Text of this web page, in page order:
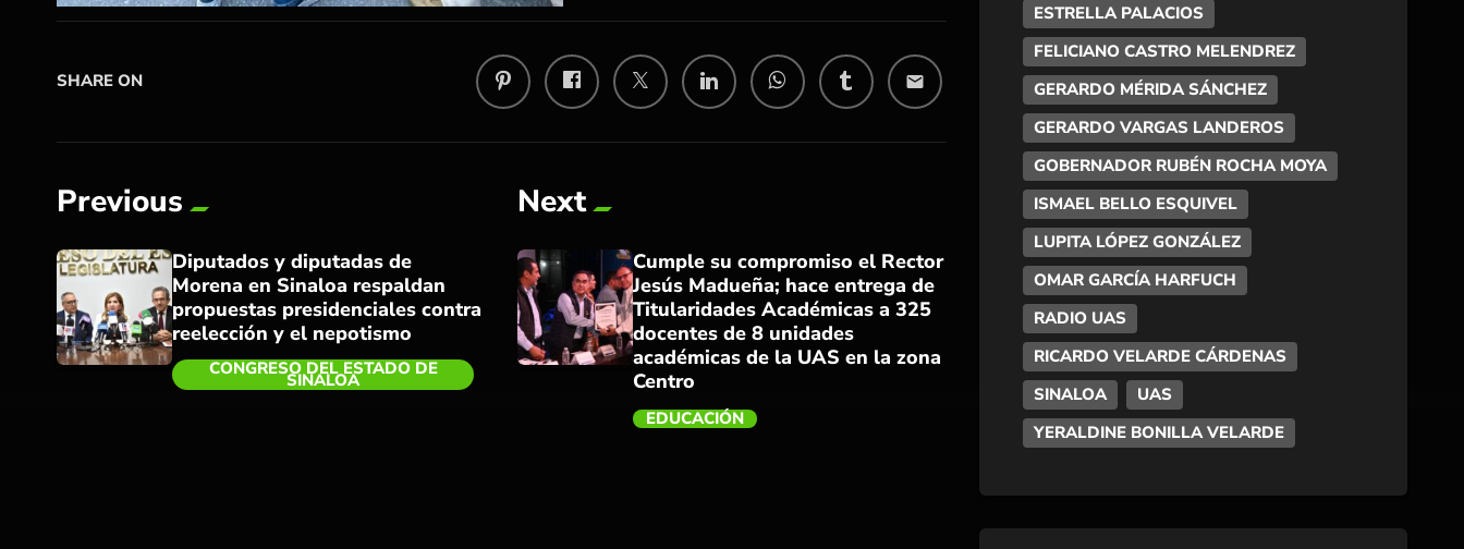
SHARE ON email
Previous
Diputados y diputadas de
Morena en Sinaloa respaldan
propuestas presidenciales contra
reelección y el nepotismo
CONGRESO DEL ESTADO DE
SINALOA
Next
Cumple su compromiso el Rector
Jesús Madueña; hace entrega de
Titularidades Académicas a 325
docentes de 8 unidades
académicas de la UAS en la zona
Centro
EDUCACIÓN
ESTRELLA PALACIOS
FELICIANO CASTRO MELENDREZ
GERARDO MÉRIDA SÁNCHEZ
GERARDO VARGAS LANDEROS
GOBERNADOR RUBÉN ROCHA MOYA
ISMAEL BELLO ESQUIVEL
LUPITA LÓPEZ GONZÁLEZ
OMAR GARCÍA HARFUCH
RADIO UAS
RICARDO VELARDE CÁRDENAS
SINALOA
UAS
YERALDINE BONILLA VELARDE